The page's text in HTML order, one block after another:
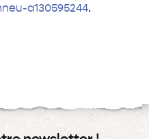
a130595244.